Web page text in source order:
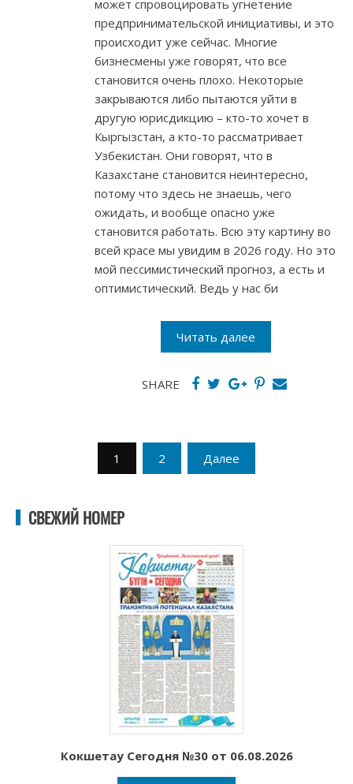
может спровоцировать угнетение
предпринимательской инициативы, и это
происходит уже сейчас. Многие
бизнесмены уже говорят, что все
становится очень плохо. Некоторые
закрываются либо пытаются уйти в
другую юрисдикцию – кто-то хочет в
Кыргызстан, а кто-то рассматривает
Узбекистан. Они говорят, что в
Казахстане становится неинтересно,
потому что здесь не знаешь, чего
ожидать, и вообще опасно уже
становится работать. Всю эту картину во
всей красе мы увидим в 2026 году. Но это
мой пессимистический прогноз, а есть и
оптимистический. Ведь у нас би
Читать далее
SHARE
1 2 Далее
СВЕЖИЙ НОМЕР
Кокшетау Сегодня №30 от 06.08.2026